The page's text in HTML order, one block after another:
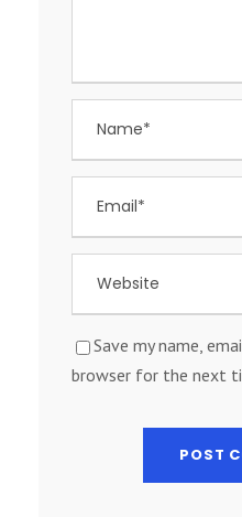
Save my name,
browser for the next